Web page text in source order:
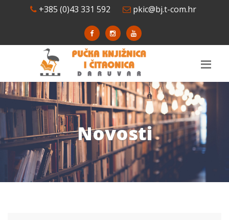
+385 (0)43 331 592 pkic@bj.t-com.hr
Novosti